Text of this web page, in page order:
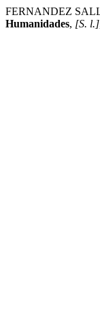
FERNANDEZ
Humanidades, [S. l.]